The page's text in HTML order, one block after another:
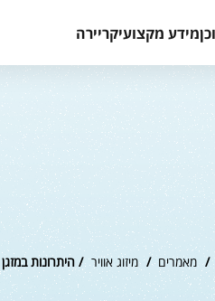
מידע מקצועיקריירה
/ מאמרים / מיזוג אוויר / היתרונות במזגן